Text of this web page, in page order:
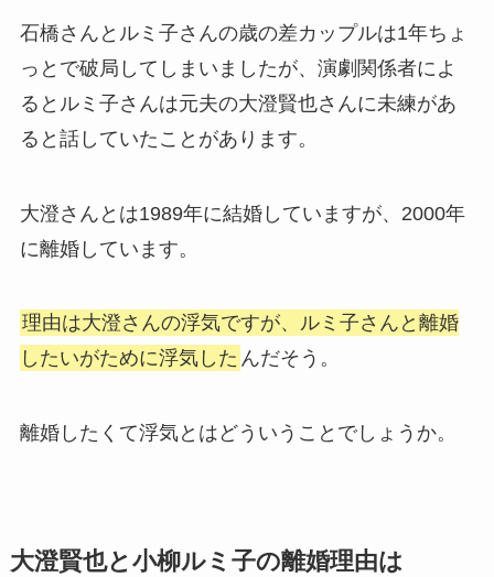
石橋さんとルミ子さんの歳の差カップルは1年ちょ
っとで破局してしまいましたが、演劇関係者によ
るとルミ子さんは元夫の大澄賢也さんに未練があ
ると話していたことがあります。
大澄さんとは1989年に結婚していますが、2000年
に離婚しています。
理由は大澄さんの浮気ですが、ルミ子さんと離婚
したいがために浮気した んだそう。
離婚したくて浮気とはどういうことでしょうか。
大澄賢也と小柳ルミ子の離婚理由は